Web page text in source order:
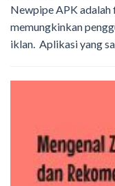
Newpipe APK
memungkinkan
iklan. Aplikasi yang